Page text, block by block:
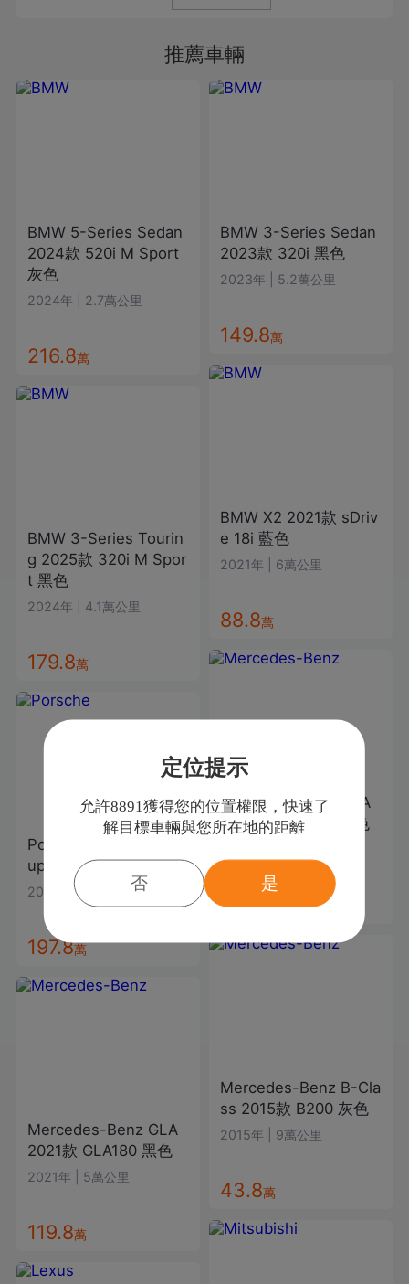
推薦車輛
BMW 5-Series Sedan
2024款 520i M Sport
灰色
2024年 2.7萬公里
216.8萬
BMW 3-Series Tourin
g 2025款 320i M Spor
t 黑色
2024年 4.1萬公里
179.8萬
Porsche
upe
2020款 白色
2019年 | 9.4萬公里
197.8萬
Mercedes-Benz GLA
2021款 GLA180 黑色
2021年 5萬公里
119.8萬
BMW 3-Series Sedan
2023款 320i 黑色
2023年 5.2萬公里
149.8萬
BMW X2 2021款 sDriv
e 18i 藍色
2021年 6萬公里
88.8萬
Mercedes-Benz
CLA
2022款 CLA200 白色
138.8萬
Mercedes-Benz B-Cla
ss 2015款 B200 灰色
2015年 9萬公里
43.8萬
定位提示
允許8891獲得您的位置權限，快速了
解目標車輛與您所在地的距離
否 是